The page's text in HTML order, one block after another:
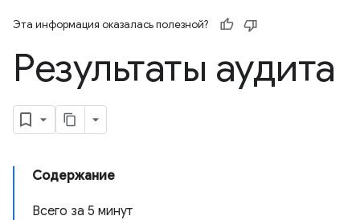
Эта информация оказалась полезной?
Результаты аудита
Содержание
Всего за 5 минут